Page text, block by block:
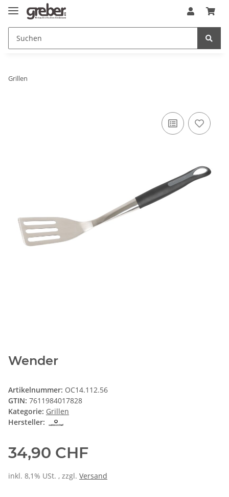
Grillen
Wender
Artikelnummer: OC14.112.56
GTIN: 7611984017828
Kategorie: Grillen
Hersteller:
34,90 CHF
inkl. 8,1% USt. , zzgl. Versand